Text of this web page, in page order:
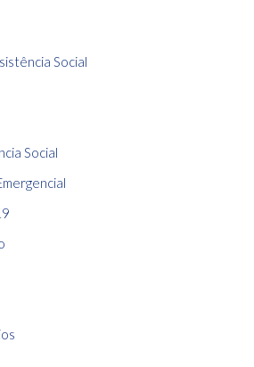
Social
Social